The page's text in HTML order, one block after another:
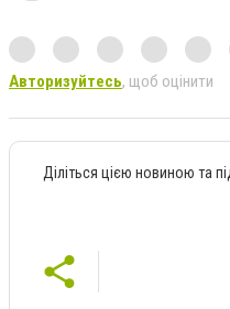
Авторизуйтесь, щоб оцінити
Діліться цією новиною та